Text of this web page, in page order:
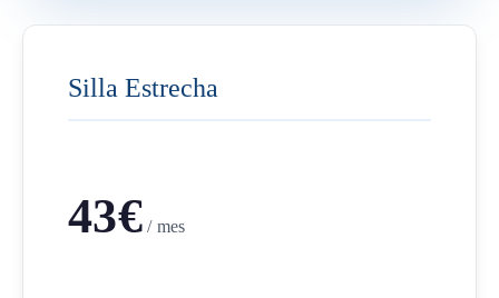
Silla Estrecha
43€/ mes